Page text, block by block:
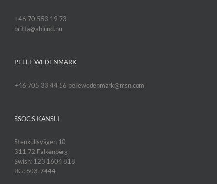
+46 70 553 19 73
britta@ahlund.nu
PELLE WEDENMARK
+46 705 33 44 56 pellewedenmark@msn.com
SSOC:S KANSLI
Stenkullsvägen 10
311 72 Falkenberg
Swish: 123 1604 818
BG: 603-7444